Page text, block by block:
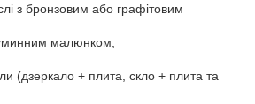
з бронзовим або графітовим
малюнком,
(дзеркало + плита, скло + плита та